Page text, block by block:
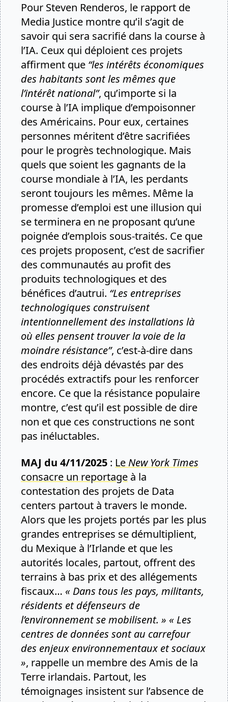
Pour Steven Renderos, le rapport de
Media Justice montre qu’il s’agit de
savoir qui sera sacrifié dans la course à
l’IA. Ceux qui déploient ces projets
affirment que “les intérêts économiques
des habitants sont les mêmes que
l’intérêt national”, qu’importe si la
course à l’IA implique d’empoisonner
des Américains. Pour eux, certaines
personnes méritent d’être sacrifiées
pour le progrès technologique. Mais
quels que soient les gagnants de la
course mondiale à l’IA, les perdants
seront toujours les mêmes. Même la
promesse d’emploi est une illusion qui
se terminera en ne proposant qu’une
poignée d’emplois sous-traités. Ce que
ces projets proposent, c’est de sacrifier
des communautés au profit des
produits technologiques et des
bénéfices d’autrui. “Les entreprises
technologiques construisent
intentionnellement des installations là
où elles pensent trouver la voie de la
moindre résistance”, c’est-à-dire dans
des endroits déjà dévastés par des
procédés extractifs pour les renforcer
encore. Ce que la résistance populaire
montre, c’est qu’il est possible de dire
non et que ces constructions ne sont
pas inéluctables.
MAJ du 4/11/2025 : LeNew York Times
consacre un reportage à la
contestation des projets de Data
centers partout à travers le monde.
Alors que les projets portés par les plus
grandes entreprises se démultiplient,
du Mexique à l’Irlande et que les
autorités locales, partout, offrent des
terrains à bas prix et des allégements
fiscaux… « Dans tous les pays, militants,
résidents et défenseurs de
l’environnement se mobilisent. » « Les
centres de données sont au carrefour
des enjeux environnementaux et sociaux
», rappelle un membre des Amis de la
Terre irlandais. Partout, les
témoignages insistent sur l’absence de